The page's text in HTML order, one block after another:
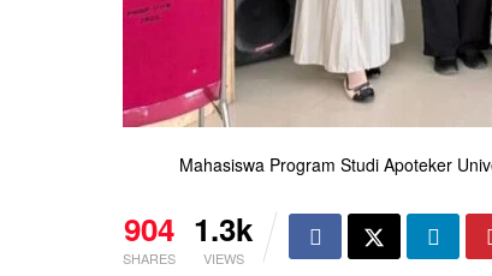
Mahasiswa Program Studi Apoteker
904
SHARES
1.3k
VIEWS